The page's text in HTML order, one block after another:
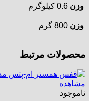
وزن 0.6 کیلوگرم
وزن 800 گرم
محصولات مرتبط
مشاهده
ناموجود